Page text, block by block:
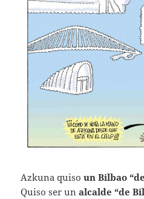
Azkuna quisoun Bilbao
Quiso ser unalcalde “de